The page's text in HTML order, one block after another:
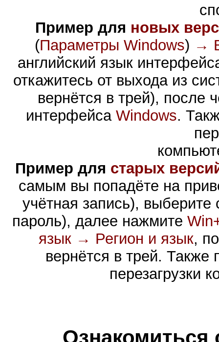
Пример для новых
(Параметры Windows) →
английский язык
откажитесь от выхода из
вернётся в трей), после
интерфейса Windows.
Пример для старых
самым вы попадёте на
учётная запись),
пароль), далее нажмите
язык → Регион и язык,
вернётся в трей.
перезагрузки
Ознакомиться